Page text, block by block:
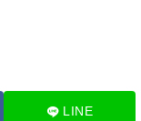
LINE